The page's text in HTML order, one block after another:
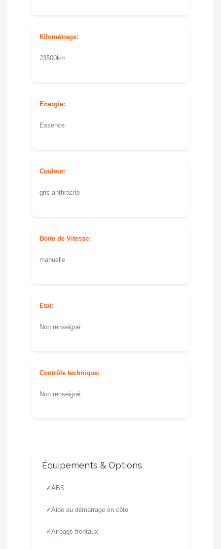
Kilométrage:
23500km
Energie:
Essence
Couleur:
gris anthracite
Boite de Vitesse:
manuelle
Etat:
Non renseigné
Contrôle technique:
Non renseigné
Équipements & Options
ABS
Aide au démarrage en côte
Airbags frontaux